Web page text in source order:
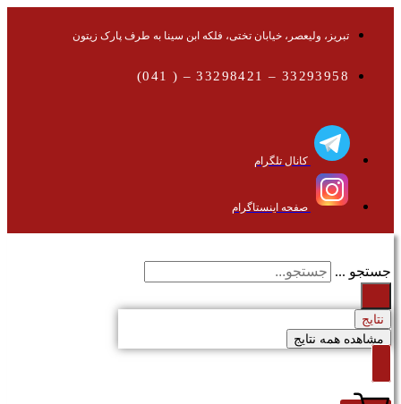
تبریز، ولیعصر، خیابان تختی، فلکه ابن سینا به طرف پارک زیتون
33293958 – 33298421 – ( 041)
کانال تلگرام
صفحه اینستاگرام
جستجو ...
نتایج
مشاهده همه نتایج